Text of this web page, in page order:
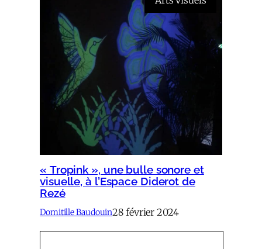
« Tropink », une bulle sonore et
visuelle, à l’Espace Diderot de
Rezé
Domitille Baudouin28 février 2024